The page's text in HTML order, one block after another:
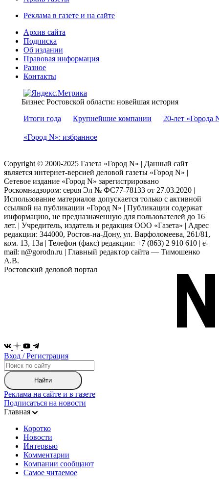
Реклама в газете и на сайте
Архив сайта
Подписка
Об издании
Правовая информация
Разное
Контакты
Бизнес Ростовской области: новейшая история
Итоги года
Крупнейшие компании 20-лет «Города
«Город N»: избранное
Copyright © 2000-2025 Газета «Город N» | Данный сайт
является интернет-версией деловой газеты «Город N» |
Сетевое издание «Город N» зарегистрировано
Роскомнадзором: серuя Эл № ФС77-78133 от 27.03.2020 |
Использование материалов допускается только с активной
ссылкой на публикации «Город N» | Публикации содержат
информацию, не предназначенную для пользователей до 16
лет. | Учредитель, издатель и редакция ООО «Газета» | Адрес
редакции: 344000, Ростов-на-Дону, ул. Варфоломеева, 261/81,
ком. 13, 13а | Телефон (факс) редакции: +7 (863) 2 910 610 | e-
mail: n@gorodn.ru | Главный редактор сайта — Тимошенко
А.В.
Ростовский деловой портал
Вход / Регистрация
Найти
Реклама на сайте и в газете
Подписаться на новости
Главная
Коротко
Новости
Интервью
Комментарии
Компании сообщают
Самое читаемое